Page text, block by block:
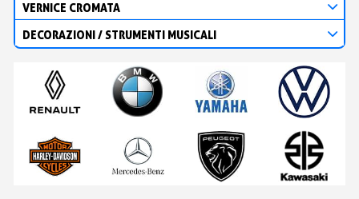
VERNICE CROMATA
DECORAZIONI / STRUMENTI MUSICALI